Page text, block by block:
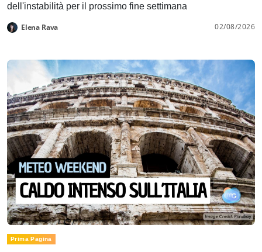
dell'instabilità per il prossimo fine settimana
Elena Rava 02/08/2026
Prima Pagina